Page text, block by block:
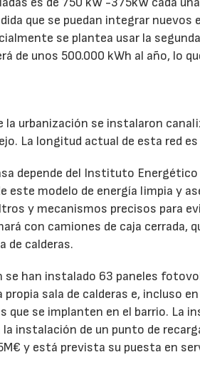
que se puedan integrar
se plantea usar la
de unos 500.000 kWh al año, lo
la urbanización se instalaron
La longitud actual de esta red
depende del Instituto
este modelo de energía limpia y
y mecanismos precisos para
con camiones de caja cerrada,
de calderas.
se han instalado 63 paneles
sala de calderas e, incluso
que se implanten en el barrio. La
instalación de un punto de
y está prevista su puesta en